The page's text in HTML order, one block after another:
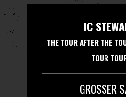
JC
THE TOUR AFTER THE
TOUR
GROSSER